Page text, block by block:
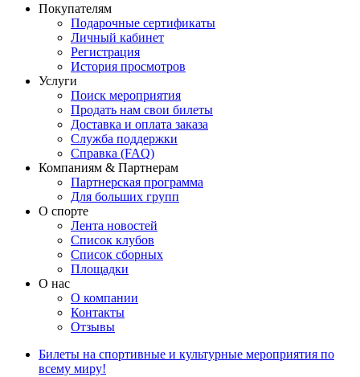
Покупателям
Подарочные сертификаты
Личный кабинет
Регистрация
История просмотров
Услуги
Поиск мероприятия
Продать нам свои билеты
Доставка и оплата заказа
Служба поддержки
Справка (FAQ)
Компаниям & Партнерам
Партнерская программа
Для больших групп
О спорте
Лента новостей
Список клубов
Список сборных
Площадки
О нас
О компании
Контакты
Отзывы
Билеты на спортивные и культурные мероприятия по
всему миру!